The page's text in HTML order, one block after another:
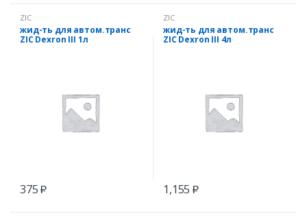
ZIC
жид-ть для автом.транс
ZIC Dexron III 1л
375₽
ZIC
жид-ть для автом.транс
ZIC Dexron III 4л
1,155₽